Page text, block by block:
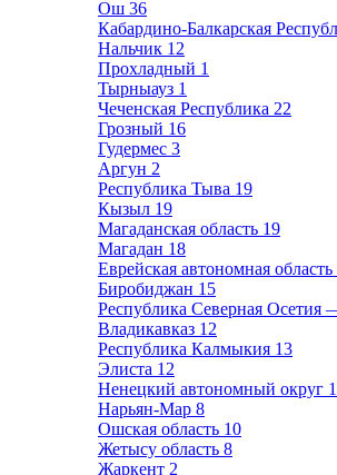
Ош 36
Кабардино-Балкарская
Нальчик 12
Прохладный 1
Тырныауз 1
Чеченская Республика 22
Грозный 16
Гудермес 3
Аргун 2
Республика Тыва 19
Кызыл 19
Магаданская область 19
Магадан 18
Еврейская автономная область
Биробиджан 15
Республика Северная Осетия
Владикавказ 12
Республика Калмыкия 13
Элиста 12
Ненецкий автономный округ
Нарьян-Мар 8
Ошская область 10
Жетысу область 8
Жаркент 2